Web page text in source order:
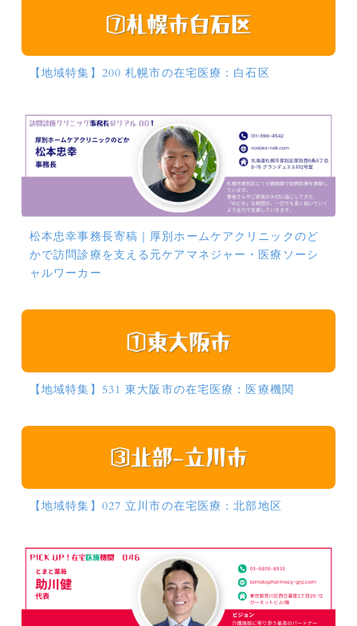
【地域特集】200 札幌市の在宅医療：白石区
松本忠幸事務長寄稿｜厚別ホームケアクリニックのど
かで訪問診療を支える元ケアマネジャー・医療ソーシ
ャルワーカー
【地域特集】531 東大阪市の在宅医療：医療機関
【地域特集】027 立川市の在宅医療：北部地区